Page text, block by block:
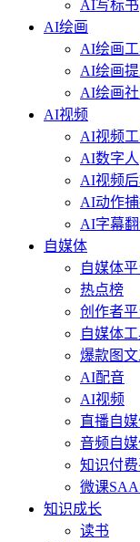
AI写标书
AI绘画
AI绘画
AI绘画提
AI绘画
AI视频
AI视频
AI数字人
AI视频
AI动作
AI字幕
自媒体
自媒体
热点榜
创作者平
自媒体
爆款图
AI配音
AI视频
直播自
音频自
知识付
微课
知识成长
读书